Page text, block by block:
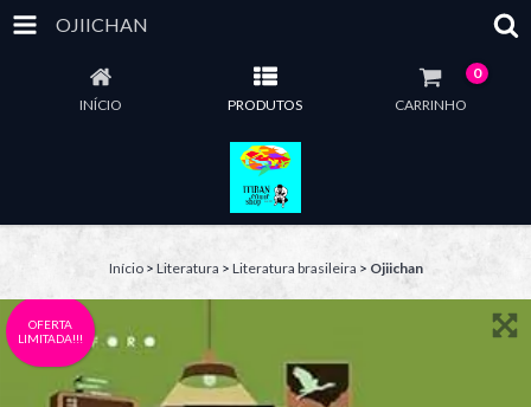
OJIICHAN
INÍCIO PRODUTOS CARRINHO
0
Início > Literatura > Literatura brasileira > Ojiichan
OFERTA
LIMITADA!!!